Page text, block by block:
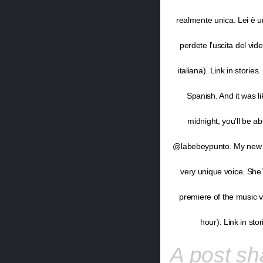
realmente unica. Lei è
perdete l’uscita del
italiana). Link in
Spanish. And it was
midnight, you’ll be
@labebeypunto. My
very unique voice.
premiere of the music
hour). Link in
A post